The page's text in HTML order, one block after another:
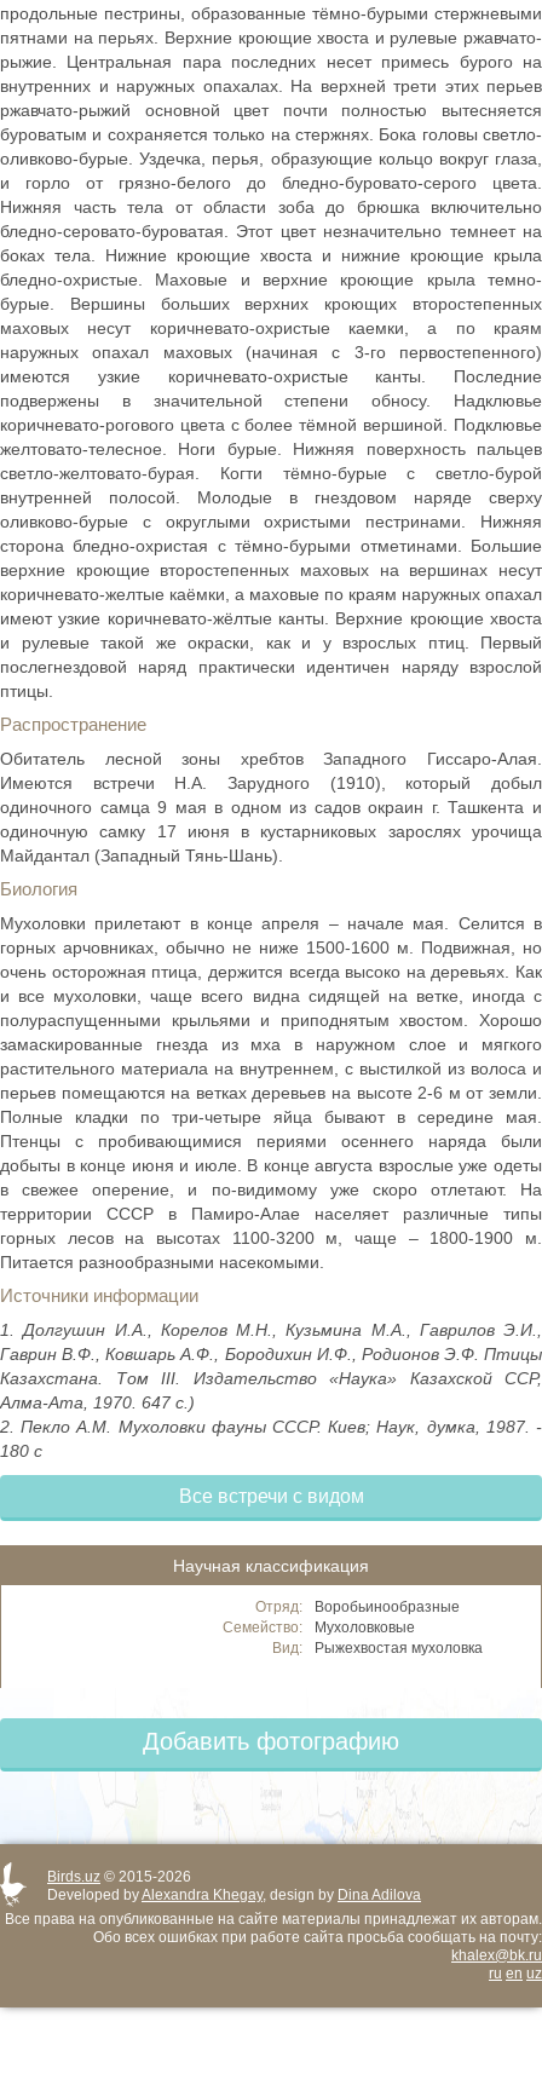
продольные пестрины, образованные тёмно-бурыми стержневыми
пятнами на перьях. Верхние кроющие хвоста и рулевые ржавчато-
рыжие. Центральная пара последних несет примесь бурого на
внутренних и наружных опахалах. На верхней трети этих перьев
ржавчато-рыжий основной цвет почти полностью вытесняется
буроватым и сохраняется только на стержнях. Бока головы светло-
оливково-бурые. Уздечка, перья, образующие кольцо вокруг глаза,
и горло от грязно-белого до бледно-буровато-серого цвета.
Нижняя часть тела от области зоба до брюшка включительно
бледно-серовато-буроватая. Этот цвет незначительно темнеет на
боках тела. Нижние кроющие хвоста и нижние кроющие крыла
бледно-охристые. Маховые и верхние кроющие крыла темно-
бурые. Вершины больших верхних кроющих второстепенных
маховых несут коричневато-охристые каемки, а по краям
наружных опахал маховых (начиная с 3-го первостепенного)
имеются узкие коричневато-охристые канты. Последние
подвержены в значительной степени обносу. Надклювье
коричневато-рогового цвета с более тёмной вершиной. Подклювье
желтовато-телесное. Ноги бурые. Нижняя поверхность пальцев
светло-желтовато-бурая. Когти тёмно-бурые с светло-бурой
внутренней полосой. Молодые в гнездовом наряде сверху
оливково-бурые с округлыми охристыми пестринами. Нижняя
сторона бледно-охристая с тёмно-бурыми отметинами. Большие
верхние кроющие второстепенных маховых на вершинах несут
коричневато-желтые каёмки, а маховые по краям наружных опахал
имеют узкие коричневато-жёлтые канты. Верхние кроющие хвоста
и рулевые такой же окраски, как и у взрослых птиц. Первый
послегнездовой наряд практически идентичен наряду взрослой
птицы.
Распространение
Обитатель лесной зоны хребтов Западного Гиссаро-Алая.
Имеются встречи Н.А. Зарудного (1910), который добыл
одиночного самца 9 мая в одном из садов окраин г. Ташкента и
одиночную самку 17 июня в кустарниковых зарослях урочища
Майдантал (Западный Тянь-Шань).
Биология
Мухоловки прилетают в конце апреля – начале мая. Селится в
горных арчовниках, обычно не ниже 1500-1600 м. Подвижная, но
очень осторожная птица, держится всегда высоко на деревьях. Как
и все мухоловки, чаще всего видна сидящей на ветке, иногда с
полураспущенными крыльями и приподнятым хвостом. Хорошо
замаскированные гнезда из мха в наружном слое и мягкого
растительного материала на внутреннем, с выстилкой из волоса и
перьев помещаются на ветках деревьев на высоте 2-6 м от земли.
Полные кладки по три-четыре яйца бывают в середине мая.
Птенцы с пробивающимися периями осеннего наряда были
добыты в конце июня и июле. В конце августа взрослые уже одеты
в свежее оперение, и по-видимому уже скоро отлетают. На
территории СССР в Памиро-Алае населяет различные типы
горных лесов на высотах 1100-3200 м, чаще – 1800-1900 м.
Питается разнообразными насекомыми.
Источники информации
1. Долгушин И.А., Корелов М.Н., Кузьмина М.А., Гаврилов Э.И.,
Гаврин В.Ф., Ковшарь А.Ф., Бородихин И.Ф., Родионов Э.Ф. Птицы
Казахстана. Том III. Издательство «Наука» Казахской ССР,
Алма-Ата, 1970. 647 с.)
2. Пекло А.М. Мухоловки фауны СССР. Киев; Наук, думка, 1987. -
180 с
Все встречи с видом
Научная классификация
Отряд:
Воробьинообразные
Семейство:
Мухоловковые
Вид:
Рыжехвостая мухоловка
Добавить фотографию
Birds.uz © 2015-2026
Developed byAlexandra Khegay, design by Dina Adilova
Все права на опубликованные на сайте материалы принадлежат их авторам.
Обо всех ошибках при работе сайта просьба сообщать на почту:
khalex@bk.ru
ru en uz